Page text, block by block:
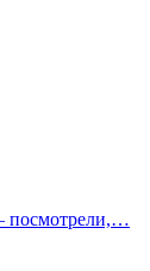
посмотрели,…